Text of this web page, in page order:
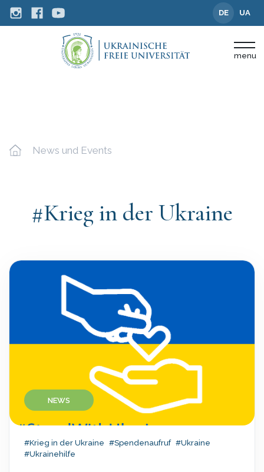
DE UA
menu
News und Events
#Krieg in der Ukraine
NEWS
#Krieg in der Ukraine #Spendenaufruf #Ukraine
#Ukrainehilfe